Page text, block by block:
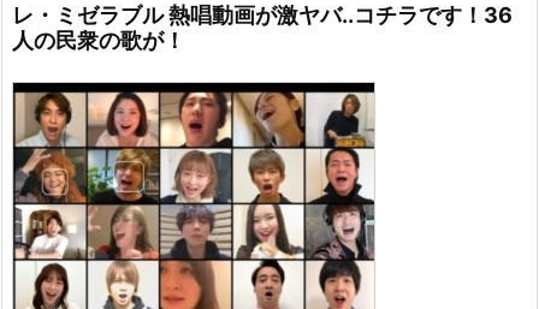
レ・ミゼラブル 熱唱動画が激ヤバ..コチラです！36
人の民衆の歌が！